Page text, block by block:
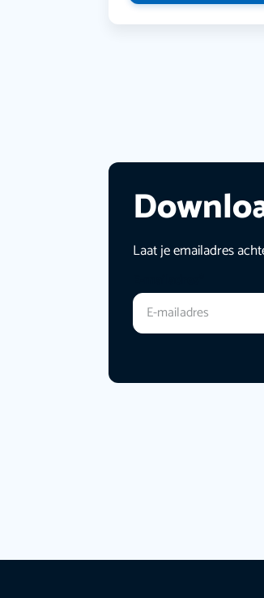
Laat je emailadres